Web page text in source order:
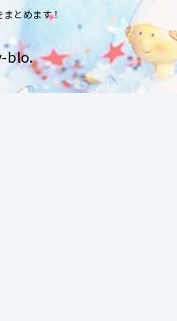
とめます！
blo.